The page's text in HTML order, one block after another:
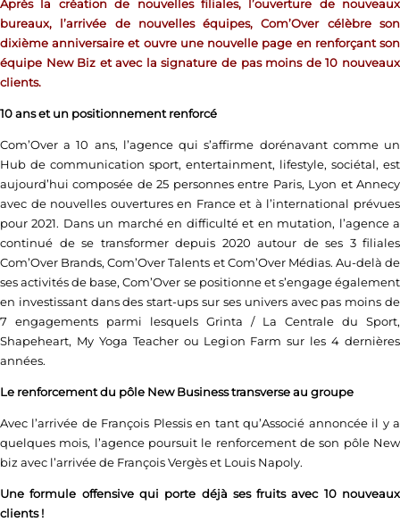
Après la création de nouvelles filiales, l’ouverture de nouveaux
bureaux, l’arrivée de nouvelles équipes, Com’Over célèbre son
dixième anniversaire et ouvre une nouvelle page en renforçant son
équipe New Biz et avec la signature de pas moins de 10 nouveaux
clients.
10 ans et un positionnement renforcé
Com’Over a 10 ans, l’agence qui s’affirme dorénavant comme un
Hub de communication sport, entertainment, lifestyle, sociétal, est
aujourd’hui composée de 25 personnes entre Paris, Lyon et Annecy
avec de nouvelles ouvertures en France et à l’international prévues
pour 2021. Dans un marché en difficulté et en mutation, l’agence a
continué de se transformer depuis 2020 autour de ses 3 filiales
Com’Over Brands, Com’Over Talents et Com’Over Médias. Au-delà de
ses activités de base, Com’Over se positionne et s’engage également
en investissant dans des start-ups sur ses univers avec pas moins de
7 engagements parmi lesquels Grinta / La Centrale du Sport,
Shapeheart, My Yoga Teacher ou Legion Farm sur les 4 dernières
années.
Le renforcement du pôle New Business transverse au groupe
Avec l’arrivée de François Plessis en tant qu’Associé annoncée il y a
quelques mois, l’agence poursuit le renforcement de son pôle New
biz avec l’arrivée de François Vergès et Louis Napoly.
Une formule offensive qui porte déjà ses fruits avec 10 nouveaux
clients !